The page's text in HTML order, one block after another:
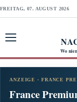
FREITAG, 07. AUGUST 2026
Wo
ANZEIGE · FRANCE
France